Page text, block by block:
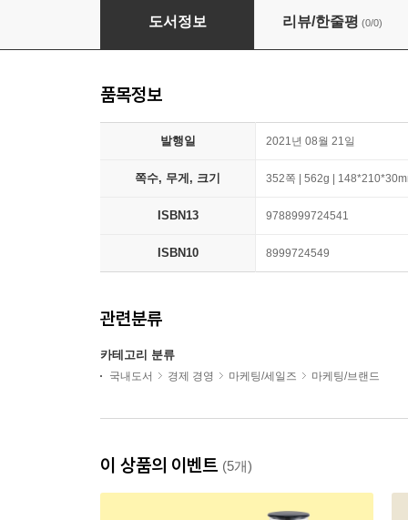
브랜드 유니버스 플랫폼 전략
도서정보 리뷰/한줄평 (0/0)
품목정보
발행일 2021년 08월 21일
쪽수, 무게, 크기 352쪽 | 562g |
ISBN13 9788999724541
ISBN10 8999724549
관련분류
카테고리 분류
국내도서 경제 경영 마케팅/세일즈 마케팅/브랜드
이 상품의 이벤트 (5개)